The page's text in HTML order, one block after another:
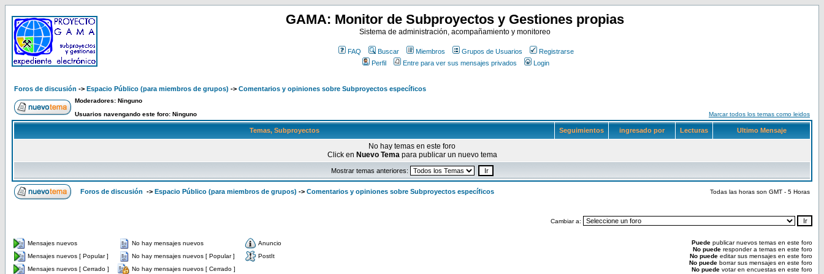
GAMA: Monitor de Subproyectos y Gestiones propias
Sistema de administración, acompañamiento y monitoreo
FAQ Buscar Miembros Grupos de Usuarios
Registrarse
Perfil
Entre para ver sus mensajes privados Login
Foros de discusión -> Espacio Público (para miembros de grupos) -> Comentarios y opiniones sobre Subproyectos específicos
Moderadores: Ninguno
Usuarios navengando este foro: Ninguno
Marcar todos los temas como leidos
Temas, Subproyectos Seguimientos ingresado por Lecturas Ultimo Mensaje
No hay temas en este foro
Click en Nuevo Temapara publicar un nuevo tema
Mostrar temas anteriores:
Foros de discusión -> Espacio Público (para miembros de grupos) -> Comentarios y opiniones sobre Subproyectos específicos Todas las horas son GMT - 5 Horas
Cambiar a:
Mensajes nuevos No hay mensajes nuevos
Anuncio
Mensajes nuevos [ Popular ]
No hay mensajes nuevos [ Popular ]
PostIt
Mensajes nuevos [ Cerrado ]
No hay mensajes nuevos [ Cerrado ]
Puede publicar nuevos temas en este foro
No puede responder a temas en este foro
No puede editar sus mensajes en este foro
No puede borrar sus mensajes en este foro
No puede votar en encuestas en este foro